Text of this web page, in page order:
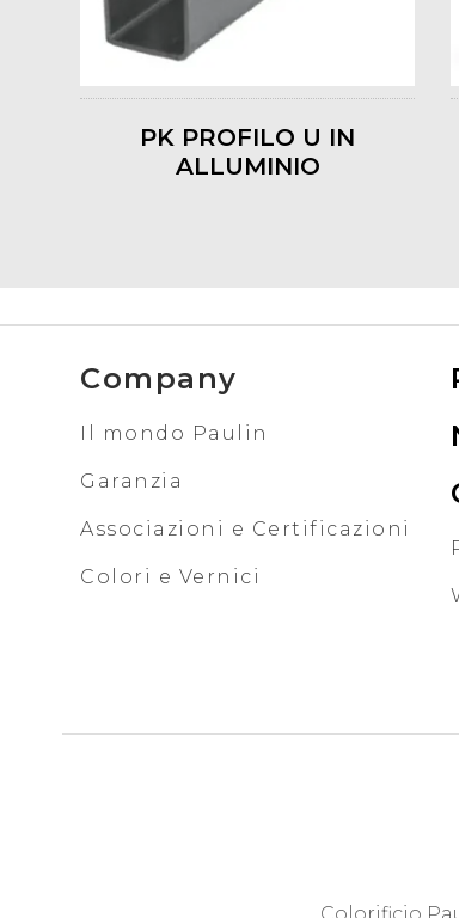
PK PROFILO U IN
ALLUMINIO
Company
Il mondo Paulin
Garanzia
Associazioni e Certificazioni
Colori e Vernici